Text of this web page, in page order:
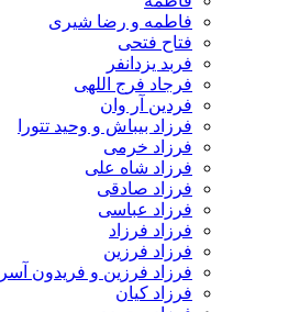
فاطمه و رضا شیری
فتاح فتحی
فربد یزدانفر
فرجاد فرج اللهی
فردین آر وان
فرزاد بیباش و وحید تتورا
فرزاد خرمی
فرزاد شاه علی
فرزاد صادقی
فرزاد عباسی
فرزاد فرزاد
فرزاد فرزین
فرزاد فرزین و فریدون آسرایی
فرزاد کیان